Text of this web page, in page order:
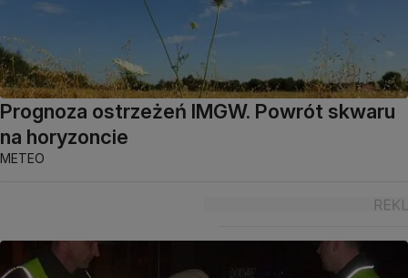
Prognoza ostrzeżeń IMGW. Powrót skwaru
na horyzoncie
METEO